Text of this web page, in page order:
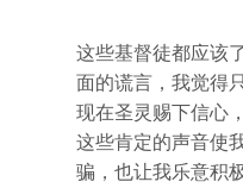
这些基督徒都应该
面的谎言，我觉得
现在圣灵赐下信心
这些肯定的声音使
骗，也让我乐意积